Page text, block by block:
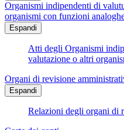
Organismi indipendenti di
organismi con funzioni
Espandi
Atti degli Organismi
valutazione o altri
Organi di revisione
Espandi
Relazioni degli organi di